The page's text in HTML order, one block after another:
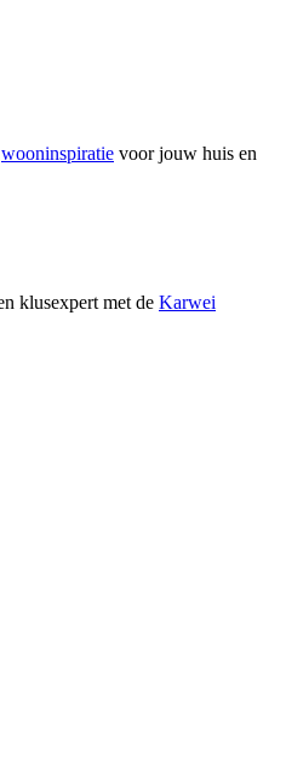
wooninspiratie voor jouw huis en
klusexpert met de Karwei